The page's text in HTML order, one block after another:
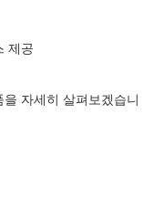
제공
자세히 살펴보겠습니